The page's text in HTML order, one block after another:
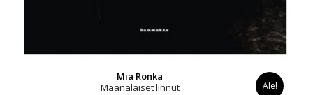
Mia Rönkä
Maanalaiset linnut
Ale!